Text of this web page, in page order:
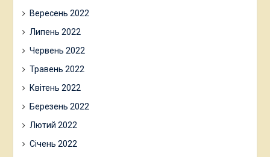
Вересень 2022
Липень 2022
Червень 2022
Травень 2022
Квітень 2022
Березень 2022
Лютий 2022
Січень 2022